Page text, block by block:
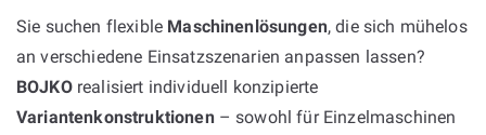
Sie suchen flexible Maschinenlösungen, die sich mühelos
an verschiedene Einsatzszenarien anpassen lassen?
BOJKOrealisiert individuell konzipierte
Variantenkonstruktionen– sowohl für Einzelmaschinen